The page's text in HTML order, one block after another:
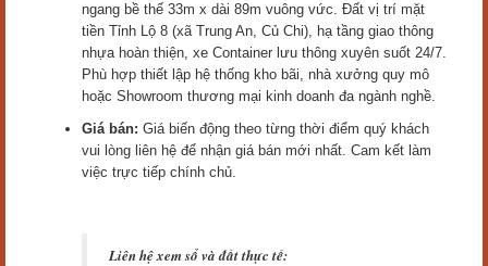
ngang bề thế 33m x dài 89m vuông vức. Đất vị trí mặt
tiền Tỉnh Lộ 8 (xã Trung An, Củ Chi), hạ tầng giao thông
nhựa hoàn thiện, xe Container lưu thông xuyên suốt 24/7.
Phù hợp thiết lập hệ thống kho bãi, nhà xưởng quy mô
hoặc Showroom thương mại kinh doanh đa ngành nghề.
Giá bán: Giá biến động theo từng thời điểm quý khách
vui lòng liên hệ để nhận giá bán mới nhất. Cam kết làm
việc trực tiếp chính chủ.
Liên hệ xem sổ và đất thực tế: